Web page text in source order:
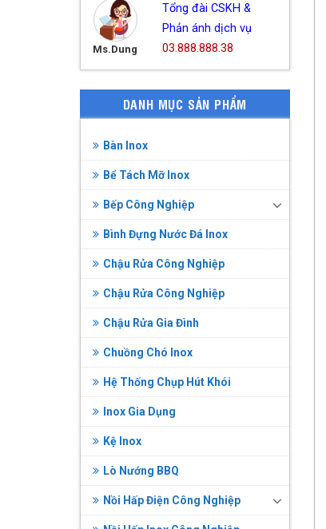
Ms.Dung
Tổng đài CSKH &
Phản ánh dịch vụ
03.888.888.38
DANH MỤC SẢN PHẨM
Bàn Inox
Bể Tách Mỡ Inox
Bếp Công Nghiệp
Bình Đựng Nước Đá Inox
Chậu Rửa Công Nghiệp
Chậu Rửa Công Nghiệp
Chậu Rửa Gia Đình
Chuồng Chó Inox
Hệ Thống Chụp Hút Khói
Inox Gia Dụng
Kệ Inox
Lò Nướng BBQ
Nồi Hấp Điện Công Nghiệp